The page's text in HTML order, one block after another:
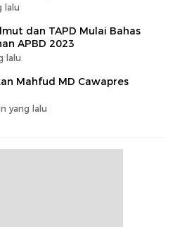
lalu
dan TAPD Mulai Bahas
APBD 2023
lalu
Mahfud MD Cawapres
yang lalu